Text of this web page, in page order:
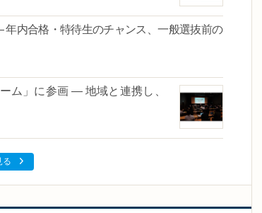
内合格・特待生のチャンス、一般選抜前の
ム」に参画 ― 地域と連携し、
る